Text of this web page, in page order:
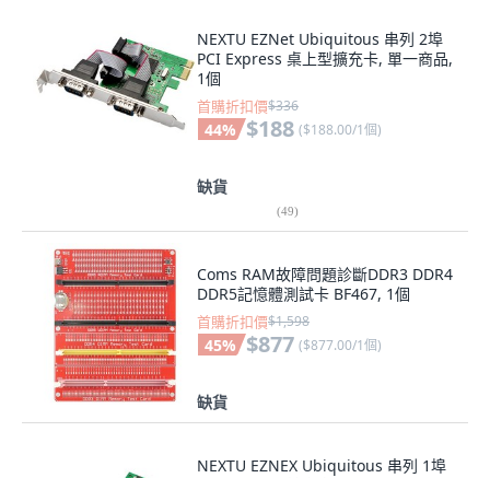
NEXTU EZNet Ubiquitous 串列 2埠
PCI Express 桌上型擴充卡, 單一商品,
1個
首購折扣價$336
44% $188 ($188.00/1個)
缺貨
(49)
Coms RAM故障問題診斷DDR3 DDR4
DDR5記憶體測試卡 BF467, 1個
首購折扣價$1,598
45% $877 ($877.00/1個)
缺貨
NEXTU EZNEX Ubiquitous 串列 1埠